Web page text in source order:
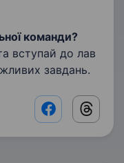
команди?
вступай до лав
завдань.
Facebook